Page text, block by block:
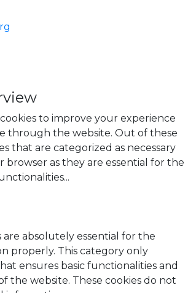
to improve your experience
through the website. Out of these
that are categorized as necessary
browser as they are essential for the
...
are absolutely essential for the
properly. This category only
ensures basic functionalities and
the website. These cookies do not